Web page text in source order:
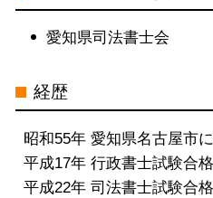
自己破産 司法書
借金問題 司法書
村区
債務整理 司法書士
愛知県司法書士会
経歴
昭和55年 愛知県名古屋市
平成17年 行政書士試験合格
平成22年 司法書士試験合格